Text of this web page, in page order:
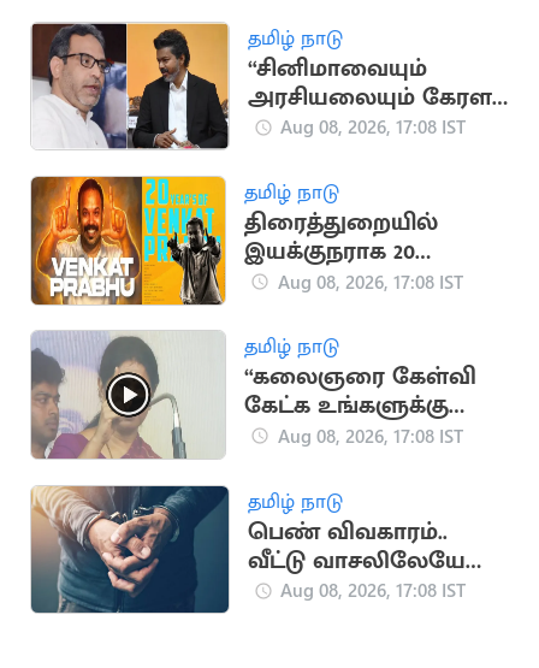
வீரர்கள்
தமிழ் நாடு
“சினிமாவையும்
அரசியலையும் கேரள
மக்கள் பிரித்துப் பார்க்க
Aug 08, 2026, 17:08 IST
தமிழ் நாடு
திரைத்துறையில்
இயக்குநராக 20
ஆண்டுகள் நிறைவு..
நெகிழ்ச்சி பதிவு
Aug 08, 2026, 17:08 IST
தமிழ் நாடு
“கலைஞரை கேள்வி
கேட்க உங்களுக்கு
தகுதியில்லை” -
Aug 08, 2026, 17:08 IST
தமிழ் நாடு
பெண் விவகாரம்..
வீட்டு வாசலிலேயே
ஒருவருக்கு அரிவாள்
Aug 08, 2026, 17:08 IST